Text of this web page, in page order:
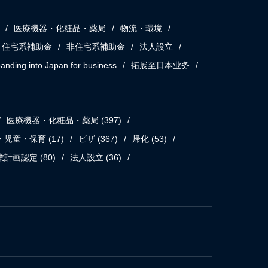
医療機器・化粧品・薬局
物流・環境
住宅系補助金 非住宅系補助金
法人設立
into Japan for business 拓展至日本业务
医療機器・化粧品・薬局 (397)
児童・保育 (17) ビザ (367) 帰化 (53)
計画認定 (80) 法人設立 (36)